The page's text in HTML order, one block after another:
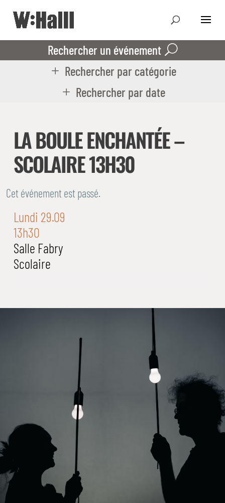
Rechercher un événement
Rechercher par catégorie
Rechercher par date
LA BOULE ENCHANTÉE –
SCOLAIRE 13H30
Cet événement est passé.
Lundi 29.09
13h30
Salle Fabry
Scolaire